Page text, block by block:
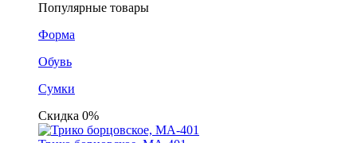
Популярные товары
Форма
Обувь
Сумки
Скидка 0%